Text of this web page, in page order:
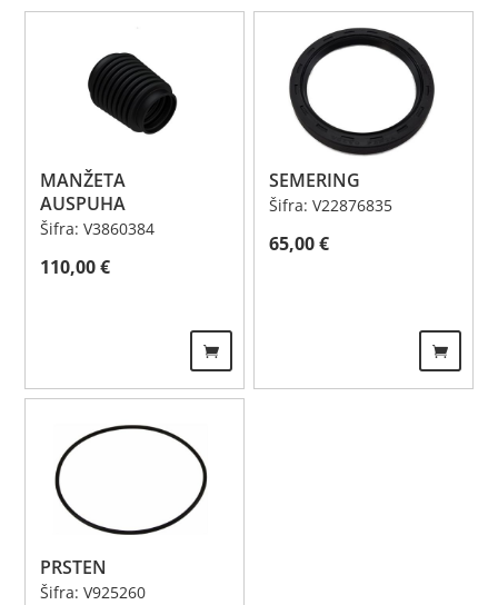
MANŽETA
AUSPUHA
Šifra: V3860384
110,00€
SEMERING
Šifra: V22876835
65,00€
PRSTEN
Šifra: V925260